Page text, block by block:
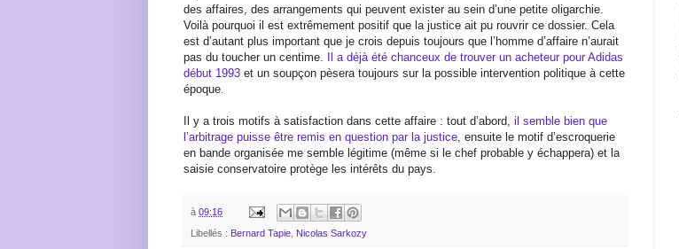
des affaires, des arrangements qui peuvent exister au sein d’une petite oligarchie.
Voilà pourquoi il est extrêmement positif que la justice ait pu rouvrir ce dossier. Cela
est d’autant plus important que je crois depuis toujours que l’homme d’affaire n’aurait
pas du toucher un centime. Il a déjà été chanceux de trouver un acheteur pour Adidas
début 1993 et un soupçon pèsera toujours sur la possible intervention politique à cette
époque.
Il y a trois motifs à satisfaction dans cette affaire : tout d’abord, il semble bien que
l’arbitrage puisse être remis en question par la justice , ensuite le motif d’escroquerie
en bande organisée me semble légitime (même si le chef probable y échappera) et la
saisie conservatoire protège les intérêts du pays.
à 09:16
Libellés : Bernard Tapie Nicolas Sarkozy